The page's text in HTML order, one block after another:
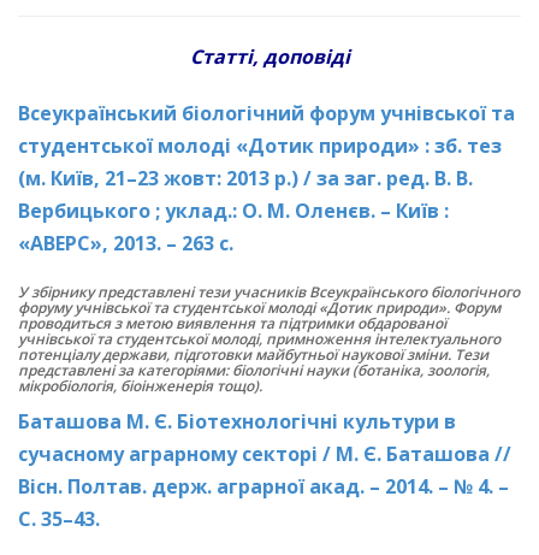
Статті, доповіді
Всеукраїнський біологічний форум учнівської та
студентської молоді «Дотик природи» : зб. тез
(м. Київ, 21–23 жовт: 2013 р.) / за заг. ред. В. В.
Вербицького ; уклад.: О. М. Оленєв. – Київ :
«АВЕРС», 2013. – 263 с.
У збірнику представлені тези учасників Всеукраїнського біологічного
форуму учнівської та студентської молоді «Дотик природи». Форум
проводиться з метою виявлення та підтримки обдарованої
учнівської та студентської молоді, примноження інтелектуального
потенціалу держави, підготовки майбутньої наукової зміни. Тези
представлені за категоріями: біологічні науки (ботаніка, зоологія,
мікробіологія, біоінженерія тощо).
Баташова М. Є. Біотехнологічні культури в
сучасному аграрному секторі / М. Є. Баташова //
Вісн. Полтав. держ. аграрної акад. – 2014. – № 4. –
С. 35–43.